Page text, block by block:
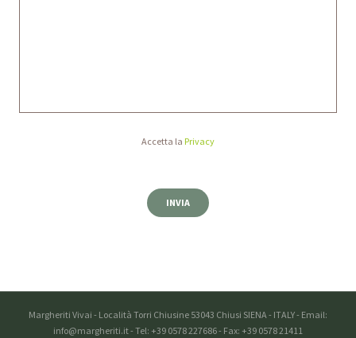
Accetta la Privacy
Margheriti Vivai - Località Torri Chiusine 53043 Chiusi SIENA - ITALY - Email:
info@margheriti.it - Tel: +39 0578 227686 - Fax: +39 0578 21411